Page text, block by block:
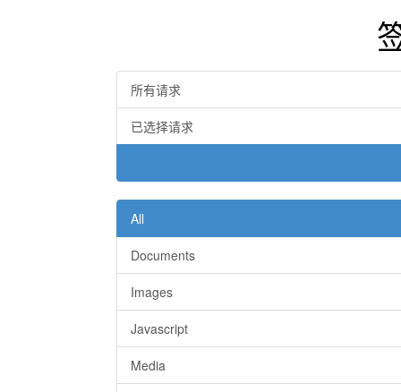
所有请求
已选择请求
All
Documents
Images
Javascript
Media